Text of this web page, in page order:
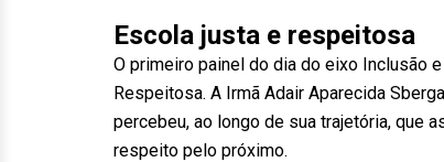
Escola justa e respeitosa
O primeiro painel do dia do eixo Inclusão
Respeitosa. A Irmã Adair Aparecida
percebeu, ao longo de sua trajetória, que
respeito pelo próximo.